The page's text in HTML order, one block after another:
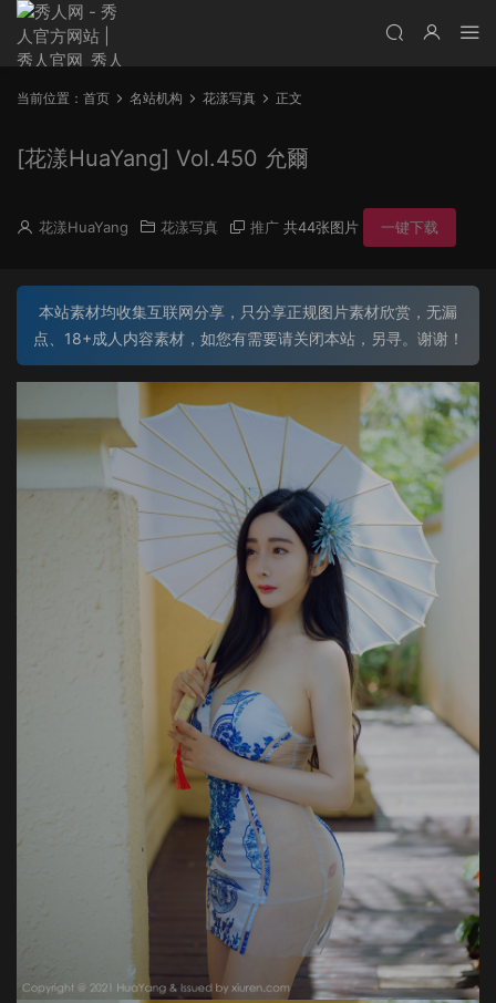
当前位置： 首页 名站机构 花漾写真 正文
[花漾HuaYang] Vol.450 允爾
花漾HuaYang 花漾写真 推广 共44张图片 一键下载
本站素材均收集互联网分享，只分享正规图片素材欣赏，无漏
点、18+成人内容素材，如您有需要请关闭本站，另寻。谢谢！